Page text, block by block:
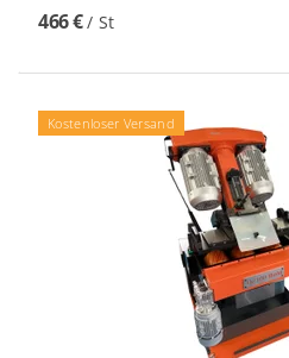
466 €/ St
Kostenloser Versand